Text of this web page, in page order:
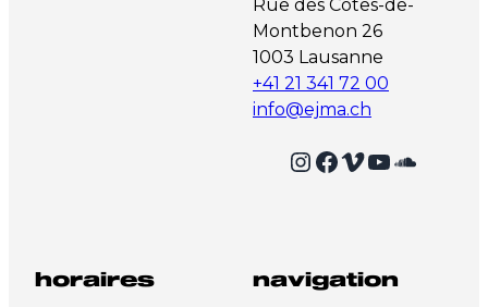
Rue des Côtes-de-
Montbenon 26
1003 Lausanne
+41 21 341 72 00
info@ejma.ch
InstagramFacebook Vimeo YouTube SoundCloud
horaires navigation